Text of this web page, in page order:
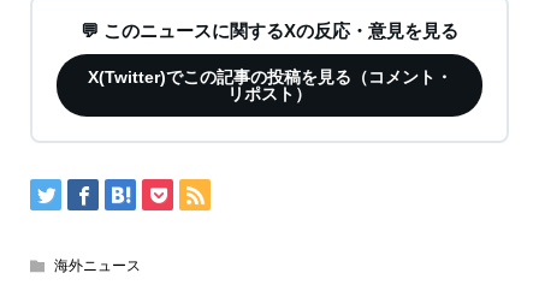
💬 このニュースに関するXの反応・意見を見る
X(Twitter)でこの記事の投稿を見る（コメント・
リポスト）
海外ニュース